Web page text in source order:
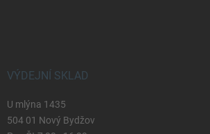
VÝDEJNÍ SKLAD
U mlýna 1435
504 01 Nový Bydžov